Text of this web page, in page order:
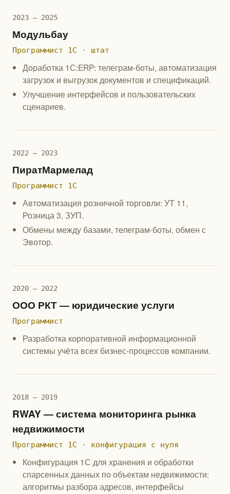
2023 — 2025
Модульбау
Программист 1С · штат
Доработка 1С:ERP: телеграм-боты, автоматизация
загрузок и выгрузок документов и спецификаций.
Улучшение интерфейсов и пользовательских
сценариев.
2022 — 2023
ПиратМармелад
Программист 1С
Автоматизация розничной торговли: УТ 11,
Розница 3, ЗУП.
Обмены между базами, телеграм-боты, обмен с
Эвотор.
2020 — 2022
ООО РКТ — юридические услуги
Программист
Разработка корпоративной информационной
системы учёта всех бизнес-процессов компании.
2018 — 2019
RWAY — система мониторинга рынка
недвижимости
Программист 1С · конфигурация с нуля
Конфигурация 1С для хранения и обработки
спарсенных данных по объектам недвижимости:
алгоритмы разбора адресов, интерфейсы